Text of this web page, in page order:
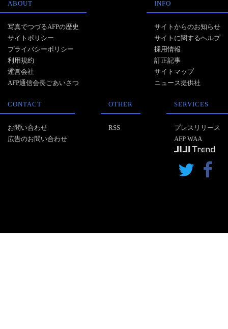
ABOUT
写真でつづるAFPの歴史
サイトポリシー
プライバシーポリシー
利用規約
運営会社
AFP通信会長ごあいさつ
INFO
サイトからのお知らせ
サイトに関するヘルプ
採用情報
訂正記事
サイトマップ
ニュース提供社
CONTACT
お問い合わせ
広告のお問い合わせ
OTHER
RSS
SERVICES
プレスリリース
AFP WAA